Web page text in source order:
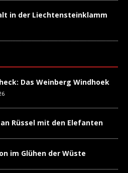
in der Liechtensteinklamm
Das Weinberg Windhoek
Rüssel mit den Elefanten
im Glühen der Wüste